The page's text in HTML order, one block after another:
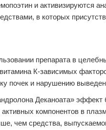
и активизируются
в которых
препарата в
К-зависимых
почек и нарушению
Деканоата»
компонентов в
чем средства,